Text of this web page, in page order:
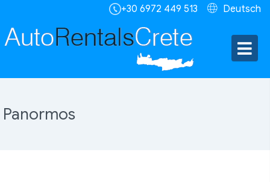
Deutsch
+30 6972 449 513
Panormos